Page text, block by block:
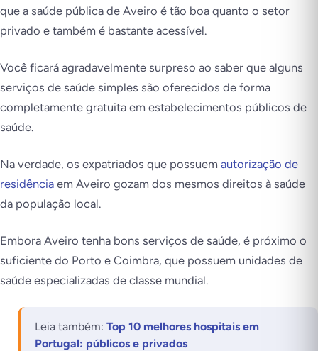
que a saúde pública de Aveiro é tão boa quanto o setor
privado e também é bastante acessível.
Você ficará agradavelmente surpreso ao saber que alguns
serviços de saúde simples são oferecidos de forma
completamente gratuita em estabelecimentos públicos de
saúde.
Na verdade, os expatriados que possuem autorização de
residência em Aveiro gozam dos mesmos direitos à saúde
da população local.
Embora Aveiro tenha bons serviços de saúde, é próximo o
suficiente do Porto e Coimbra, que possuem unidades de
saúde especializadas de classe mundial.
Leia também: Top 10 melhores hospitais em
Portugal: públicos e privados